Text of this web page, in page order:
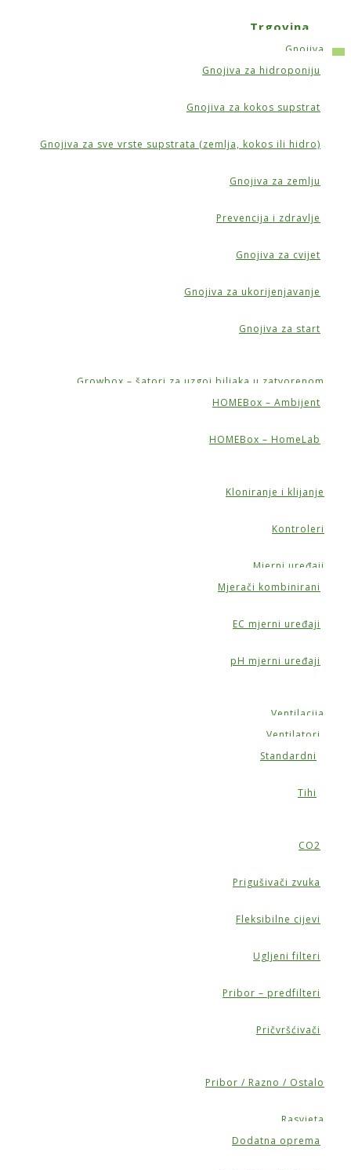
Trgovina
Gnojiva
Gnojiva za hidroponiju
Gnojiva za kokos supstrat
Gnojiva za sve vrste supstrata (zemlja, kokos ili hidro)
Gnojiva za zemlju
Prevencija i zdravlje
Gnojiva za cvijet
Gnojiva za ukorijenjavanje
Gnojiva za start
Growbox – šatori za uzgoj biljaka u zatvorenom
HOMEBox – Ambijent
HOMEBox – HomeLab
Kloniranje i klijanje
Kontroleri
Mjerni uređaji
Mjerači kombinirani
EC mjerni uređaji
pH mjerni uređaji
Ventilacija
Ventilatori
Standardni
Tihi
CO2
Prigušivači zvuka
Fleksibilne cijevi
Ugljeni filteri
Pribor – predfilteri
Pričvršćivači
Pribor / Razno / Ostalo
Rasvjeta
Dodatna oprema